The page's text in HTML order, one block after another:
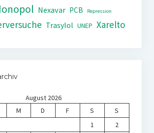
Nexavar PCB Repression
Trasylol UNEP Xarelto
August 2026
M D F S
S
1
2